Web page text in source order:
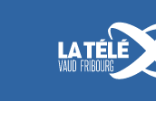
La Télé -